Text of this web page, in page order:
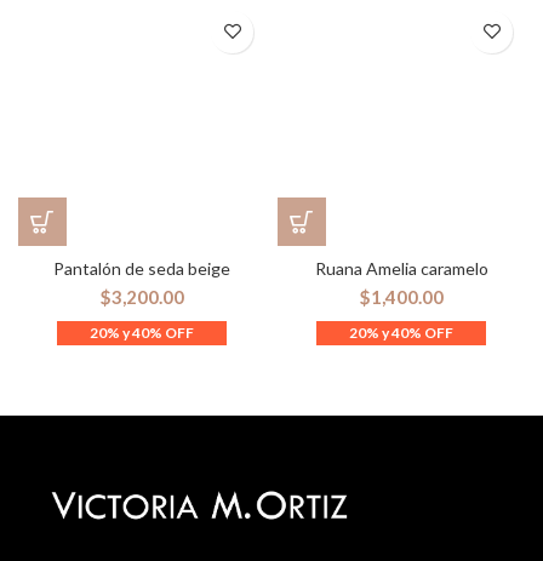
Pantalón de seda beige
$3,200.00
Ruana Amelia caramelo
$1,400.00